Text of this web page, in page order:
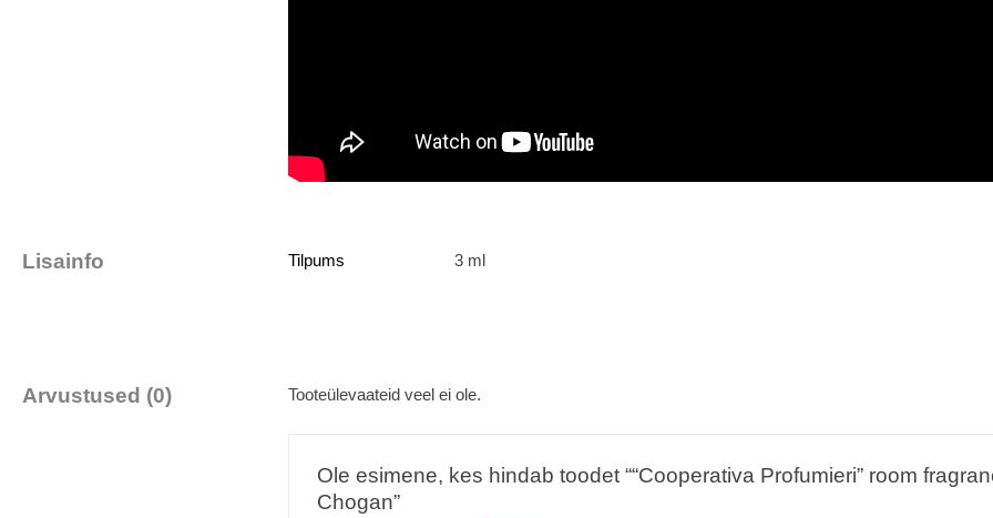
Lisainfo Tilpums 3 ml
Arvustused (0) Tooteülevaateid veel ei ole.
Ole esimene, kes hindab toodet ““Cooperativa Profumieri” room
Chogan”